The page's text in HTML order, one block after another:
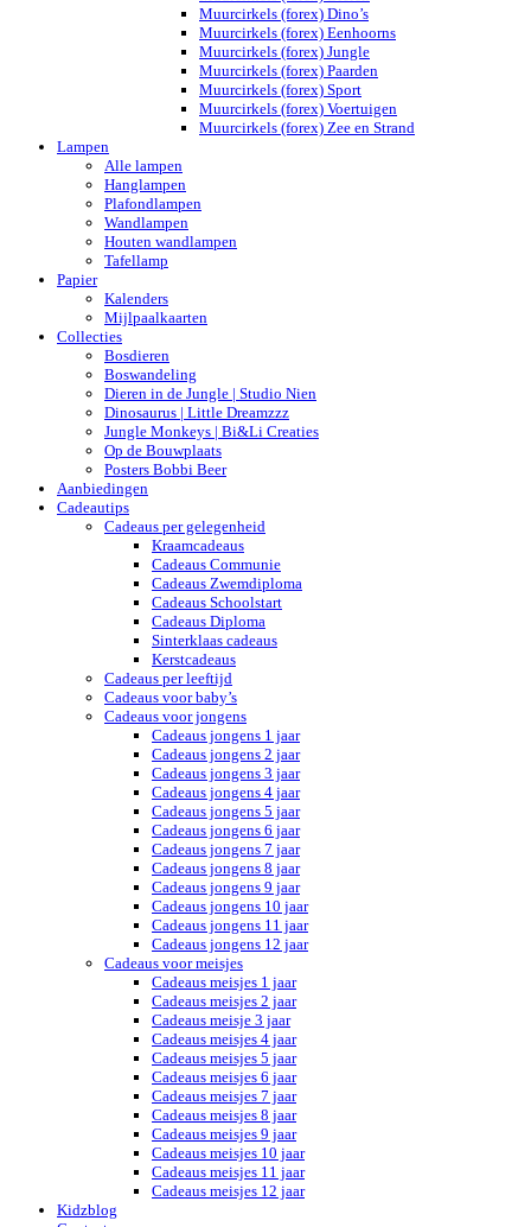
Muurcirkels (forex) Dino’s
Muurcirkels (forex) Eenhoorns
Muurcirkels (forex) Jungle
Muurcirkels (forex) Paarden
Muurcirkels (forex) Sport
Muurcirkels (forex) Voertuigen
Muurcirkels (forex) Zee en Strand
Lampen
Alle lampen
Hanglampen
Plafondlampen
Wandlampen
Houten wandlampen
Tafellamp
Papier
Kalenders
Mijlpaalkaarten
Collecties
Bosdieren
Boswandeling
Dieren in de Jungle | Studio Nien
Dinosaurus | Little Dreamzzz
Jungle Monkeys | Bi&Li Creaties
Op de Bouwplaats
Posters Bobbi Beer
Aanbiedingen
Cadeautips
Cadeaus per gelegenheid
Kraamcadeaus
Cadeaus Communie
Cadeaus Zwemdiploma
Cadeaus Schoolstart
Cadeaus Diploma
Sinterklaas cadeaus
Kerstcadeaus
Cadeaus per leeftijd
Cadeaus voor baby’s
Cadeaus voor jongens
Cadeaus jongens 1 jaar
Cadeaus jongens 2 jaar
Cadeaus jongens 3 jaar
Cadeaus jongens 4 jaar
Cadeaus jongens 5 jaar
Cadeaus jongens 6 jaar
Cadeaus jongens 7 jaar
Cadeaus jongens 8 jaar
Cadeaus jongens 9 jaar
Cadeaus jongens 10 jaar
Cadeaus jongens 11 jaar
Cadeaus jongens 12 jaar
Cadeaus voor meisjes
Cadeaus meisjes 1 jaar
Cadeaus meisjes 2 jaar
Cadeaus meisje 3 jaar
Cadeaus meisjes 4 jaar
Cadeaus meisjes 5 jaar
Cadeaus meisjes 6 jaar
Cadeaus meisjes 7 jaar
Cadeaus meisjes 8 jaar
Cadeaus meisjes 9 jaar
Cadeaus meisjes 10 jaar
Cadeaus meisjes 11 jaar
Cadeaus meisjes 12 jaar
Kidzblog